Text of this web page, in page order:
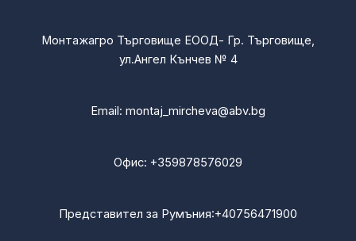
Монтажагро Търговище ЕООД- Гр. Търговище,
ул.Ангел Кънчев № 4
Email: montaj_mircheva@abv.bg
Офис: +359878576029
Представител за Румъния:+40756471900